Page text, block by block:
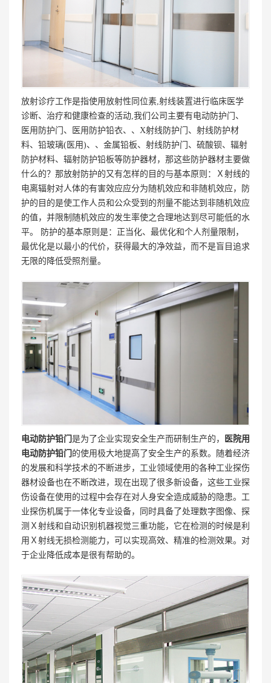
放射诊疗工作是指使用放射性同位素,射线装置进行临床医学
诊断、治疗和健康检查的活动,我们公司主要有电动防护门、
医用防护门、医用防护铅衣、、X射线防护门、射线防护材
料、铅玻璃(医用)、、金属铅板、射线防护门、硫酸钡、辐射
防护材料、辐射防护铅板等防护器材，那这些防护器材主要做
什么的？那放射防护的又有怎样的目的与基本原则：Ｘ射线的
电离辐射对人体的有害效应应分为随机效应和非随机效应，防
护的目的是使工作人员和公众受到的剂量不能达到非随机效应
的值，并限制随机效应的发生率使之合理地达到尽可能低的水
平。 防护的基本原则是：正当化、最优化和个人剂量限制，
最优化是以最小的代价，获得最大的净效益，而不是盲目追求
无限的降低受照剂量。
电动防护铅门是为了企业实现安全生产而研制生产的，
医院用
电动防护铅门 的使用极大地提高了安全生产的系数。随着经济
的发展和科学技术的不断进步，工业领域使用的各种工业探伤
器材设备也在不断改进，现在出现了很多新设备，这些工业探
伤设备在使用的过程中会存在对人身安全造成威胁的隐患。工
业探伤机属于一体化专业设备，同时具备了处理数字图像、探
测Ｘ射线和自动识别机器视觉三重功能，它在检测的时候是利
用Ｘ射线无损检测能力，可以实现高效、精准的检测效果。对
于企业降低成本是很有帮助的。